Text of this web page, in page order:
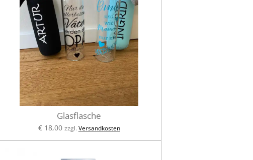
Glasflasche
€ 18,00 zzgl. Versandkosten